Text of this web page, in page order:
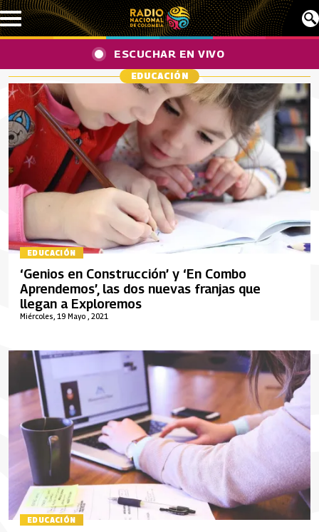
Pasar al contenido principal
ESCUCHAR EN VIVO
EDUCACIÓN
EDUCACIÓN
Miércoles, 19 Mayo , 2021
‘Genios en Construcción’ y ‘En Combo
Aprendemos’, las dos nuevas franjas que
llegan a Exploremos
EDUCACIÓN